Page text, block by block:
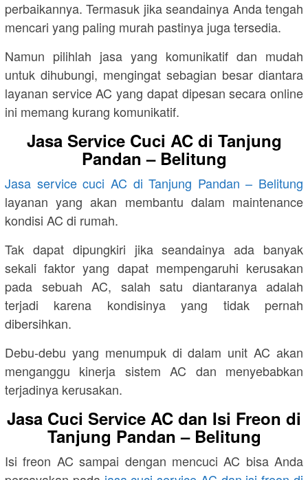
perbaikannya. Termasuk jika seandainya Anda tengah
mencari yang paling murah pastinya juga tersedia.
Namun pilihlah jasa yang komunikatif dan mudah
untuk dihubungi, mengingat sebagian besar diantara
layanan service AC yang dapat dipesan secara online
ini memang kurang komunikatif.
Jasa Service Cuci AC di Tanjung
Pandan – Belitung
Jasa service cuci AC di Tanjung Pandan – Belitung
layanan yang akan membantu dalam maintenance
kondisi AC di rumah.
Tak dapat dipungkiri jika seandainya ada banyak
sekali faktor yang dapat mempengaruhi kerusakan
pada sebuah AC, salah satu diantaranya adalah
terjadi karena kondisinya yang tidak pernah
dibersihkan.
Debu-debu yang menumpuk di dalam unit AC akan
menganggu kinerja sistem AC dan menyebabkan
terjadinya kerusakan.
Jasa Cuci Service AC dan Isi Freon di
Tanjung Pandan – Belitung
Isi freon AC sampai dengan mencuci AC bisa Anda